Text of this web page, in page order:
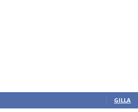
GILLA